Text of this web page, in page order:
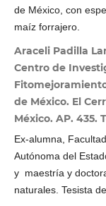
de México, con
maíz forrajero.
Araceli Padilla
Centro de
de México. El
México. AP. 435.
Ex-alumna,
Autónoma del
y maestría y
naturales. Tesista